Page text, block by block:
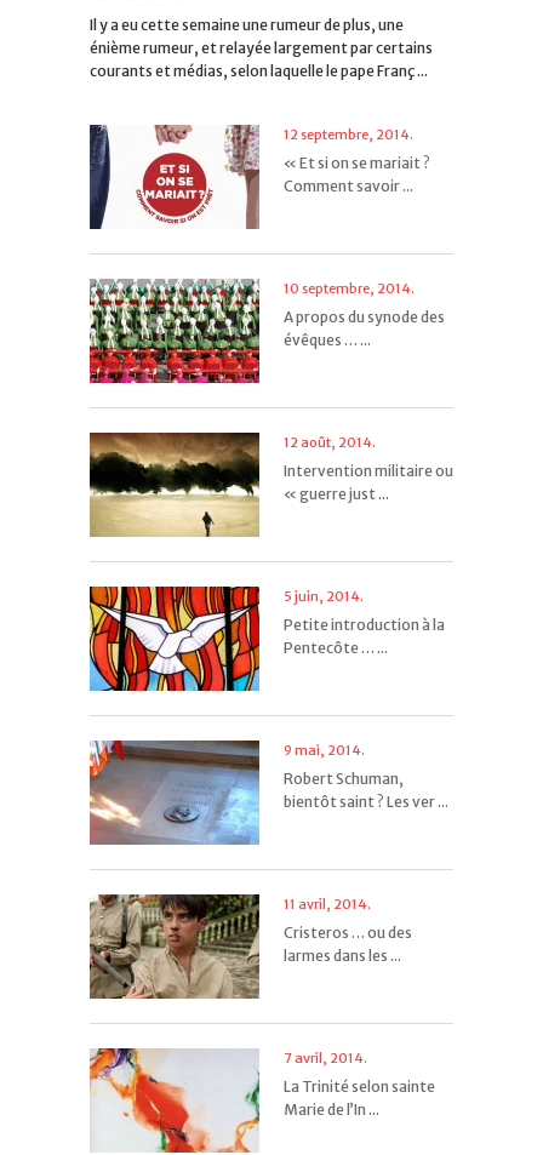
Il y a eu cette semaine une rumeur de plus, une
énième rumeur, et relayée largement par certains
courants et médias, selon laquelle le pape Franç ...
12 septembre, 2014.
« Et si on se mariait ?
Comment savoir ...
10 septembre, 2014.
A propos du synode des
évêques … ...
12 août, 2014.
Intervention militaire ou
« guerre just ...
5 juin, 2014.
Petite introduction à la
Pentecôte … ...
9 mai, 2014.
Robert Schuman,
bientôt saint ? Les ver ...
11 avril, 2014.
Cristeros … ou des
larmes dans les ...
7 avril, 2014.
La Trinité selon sainte
Marie de l’In ...